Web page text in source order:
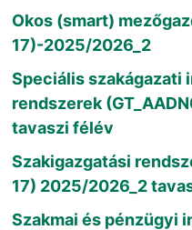
Okos (smart)
17)-2025/2026_2
Speciális szakágazati
rendszerek
tavaszi félév
Szakigazgatási
17) 2025/2026_2
Szakmai és pénzügyi